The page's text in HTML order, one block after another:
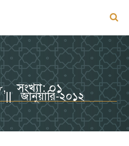
সংখ্যা: ০১
জানুয়ারি-২০১২